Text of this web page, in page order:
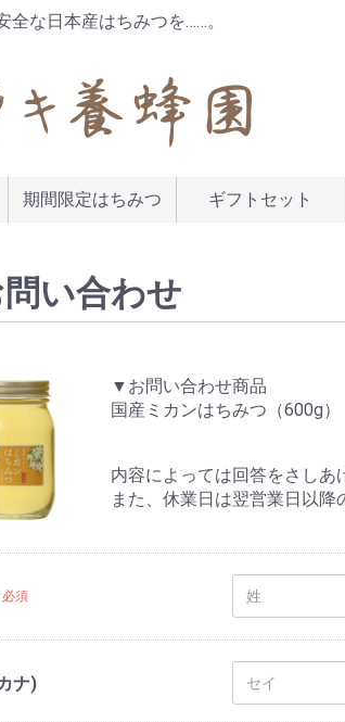
全な日本産はちみつを……。
期間限定はちみつ ギフトセット
い合わせ
▼お問い合わせ商品
国産ミカンはちみつ（600g）
内容によっては回答をさしあ
また、休業日は翌営業日以降
必須
ナ)